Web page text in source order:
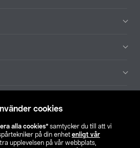
cookies
alla cookies” samtycker du till att vi
på din enhet enligt vår
upplevelsen på vår webbplats,
Hitta butik